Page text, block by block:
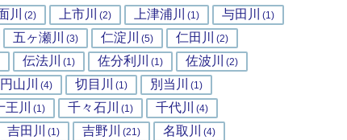
川 (2) 上市川 (2) 上津浦川 (1) 与田川 (1)
五ヶ瀬川 (3) 仁淀川 (5) 仁田川 (2)
伝法川 (1) 佐分利川 (1) 佐波川 (2)
円山川 (4) 切目川 (1) 別当川 (1)
王川 (1) 千々石川 (1) 千代川 (4)
吉田川 (1) 吉野川 (21) 名取川 (4)